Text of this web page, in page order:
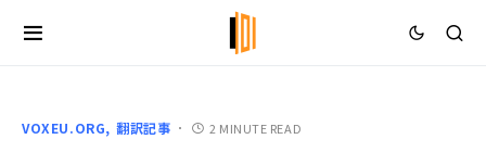
VOXEU.ORG 翻訳記事 2 MINUTE READ